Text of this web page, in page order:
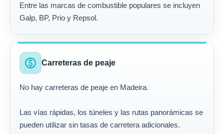
Entre las marcas de combustible populares se incluyen
Galp, BP, Prio y Repsol.
paid Carreteras de peaje
No hay carreteras de peaje en Madeira.
Las vías rápidas, los túneles y las rutas panorámicas se
pueden utilizar sin tasas de carretera adicionales.